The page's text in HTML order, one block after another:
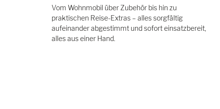
Vom Wohnmobil über Zubehör bis hin zu
praktischen Reise-Extras – alles sorgfältig
aufeinander abgestimmt und sofort einsatzbereit,
alles aus einer Hand.